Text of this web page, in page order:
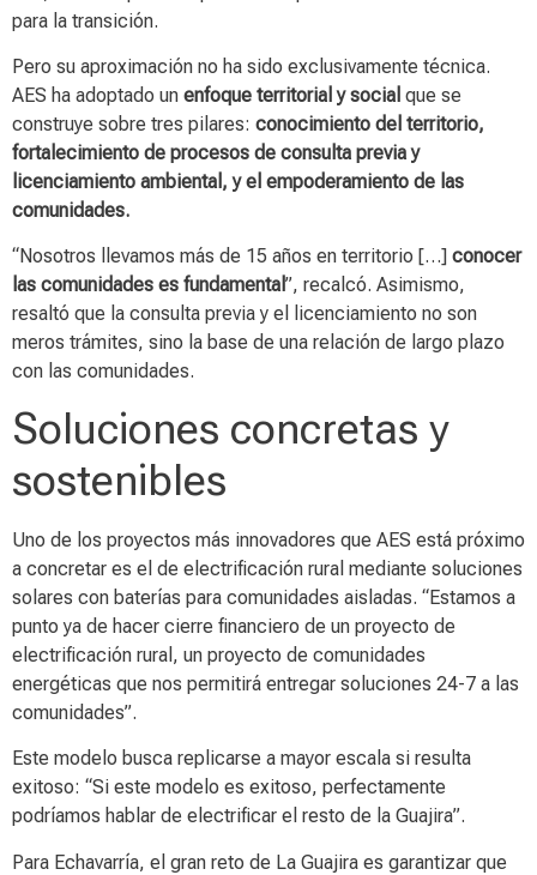
para la transición.
Pero su aproximación no ha sido exclusivamente técnica.
AES ha adoptado un enfoque territorial y social que se
construye sobre tres pilares: conocimiento del territorio,
fortalecimiento de procesos de consulta previa y
licenciamiento ambiental, y el empoderamiento de las
comunidades.
“Nosotros llevamos más de 15 años en territorio […] conocer
las comunidades es fundamental ”, recalcó. Asimismo,
resaltó que la consulta previa y el licenciamiento no son
meros trámites, sino la base de una relación de largo plazo
con las comunidades.
Soluciones concretas y
sostenibles
Uno de los proyectos más innovadores que AES está próximo
a concretar es el de electrificación rural mediante soluciones
solares con baterías para comunidades aisladas. “Estamos a
punto ya de hacer cierre financiero de un proyecto de
electrificación rural, un proyecto de comunidades
energéticas que nos permitirá entregar soluciones 24-7 a las
comunidades”.
Este modelo busca replicarse a mayor escala si resulta
exitoso: “Si este modelo es exitoso, perfectamente
podríamos hablar de electrificar el resto de la Guajira”.
Para Echavarría, el gran reto de La Guajira es garantizar que